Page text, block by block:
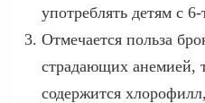
употреблять детям с
Отмечается польза
страдающих анемией,
содержится